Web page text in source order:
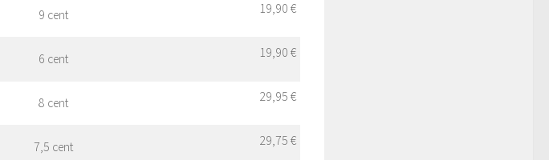
9 cent 19,90 €
6 cent 19,90 €
8 cent 29,95 €
7,5 cent 29,75 €